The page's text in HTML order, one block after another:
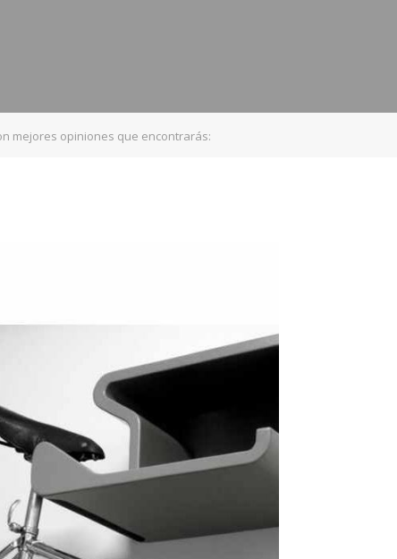
con mejores opiniones que encontrarás: